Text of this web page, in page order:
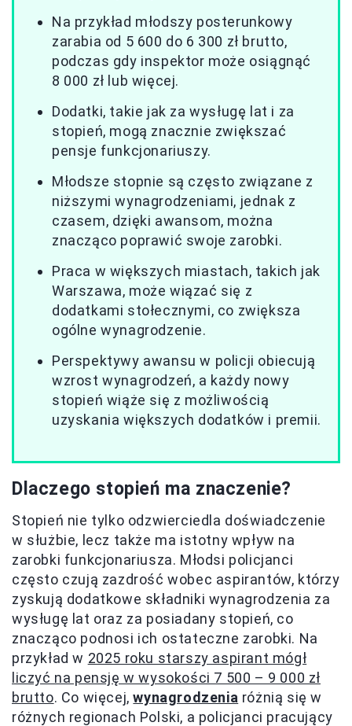
Na przykład młodszy posterunkowy
zarabia od 5 600 do 6 300 zł brutto,
podczas gdy inspektor może osiągnąć
8 000 zł lub więcej.
Dodatki, takie jak za wysługę lat i za
stopień, mogą znacznie zwiększać
pensje funkcjonariuszy.
Młodsze stopnie są często związane z
niższymi wynagrodzeniami, jednak z
czasem, dzięki awansom, można
znacząco poprawić swoje zarobki.
Praca w większych miastach, takich jak
Warszawa, może wiązać się z
dodatkami stołecznymi, co zwiększa
ogólne wynagrodzenie.
Perspektywy awansu w policji obiecują
wzrost wynagrodzeń, a każdy nowy
stopień wiąże się z możliwością
uzyskania większych dodatków i premii.
Dlaczego stopień ma znaczenie?
Stopień nie tylko odzwierciedla doświadczenie
w służbie, lecz także ma istotny wpływ na
zarobki funkcjonariusza. Młodsi policjanci
często czują zazdrość wobec aspirantów, którzy
zyskują dodatkowe składniki wynagrodzenia za
wysługę lat oraz za posiadany stopień, co
znacząco podnosi ich ostateczne zarobki. Na
przykład w 2025 roku starszy aspirant mógł
liczyć na pensję w wysokości 7 500 – 9 000 zł
brutto. Co więcej,wynagrodzenia różnią się w
różnych regionach Polski, a policjanci pracujący